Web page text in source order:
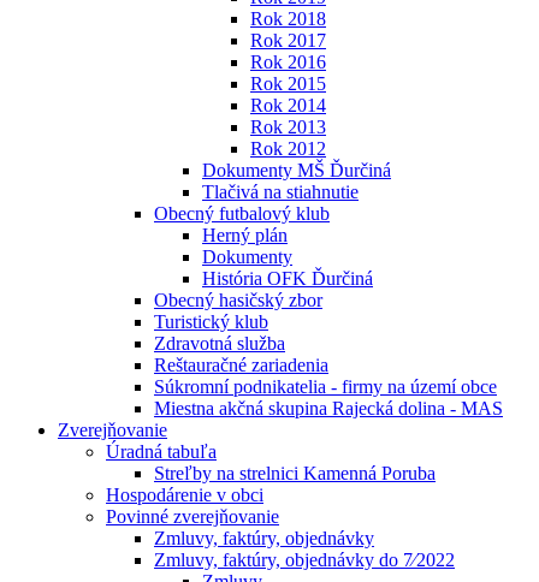
Rok 2018
Rok 2017
Rok 2016
Rok 2015
Rok 2014
Rok 2013
Rok 2012
Dokumenty MŠ Ďurčiná
Tlačivá na stiahnutie
Obecný futbalový klub
Herný plán
Dokumenty
História OFK Ďurčiná
Obecný hasičský zbor
Turistický klub
Zdravotná služba
Reštauračné zariadenia
Súkromní podnikatelia - firmy na území obce
Miestna akčná skupina Rajecká dolina - MAS
Zverejňovanie
Úradná tabuľa
Streľby na strelnici Kamenná Poruba
Hospodárenie v obci
Povinné zverejňovanie
Zmluvy, faktúry, objednávky
Zmluvy, faktúry, objednávky do 7⁄2022